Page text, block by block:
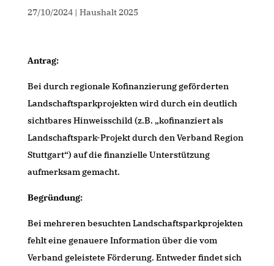
27/10/2024| Haushalt 2025
Antrag:
Bei durch regionale Kofinanzierung geförderten
Landschaftsparkprojekten wird durch ein deutlich
sichtbares Hinweisschild (z.B. „kofinanziert als
Landschaftspark-Projekt durch den Verband Region
Stuttgart“) auf die finanzielle Unterstützung
aufmerksam gemacht.
Begründung:
Bei mehreren besuchten Landschaftsparkprojekten
fehlt eine genauere Information über die vom
Verband geleistete Förderung. Entweder findet sich